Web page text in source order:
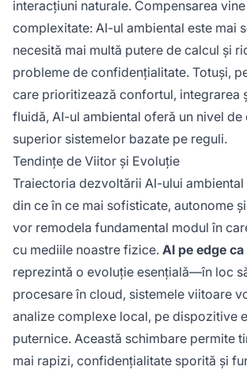
interacțiuni naturale. Compensarea
complexitate: AI-ul ambiental este mai
necesită mai multă putere de calcul și
probleme de confidențialitate. Totuși,
care prioritizează confortul, integrarea
fluidă, AI-ul ambiental oferă un nivel de
superior sistemelor bazate pe reguli.
Tendințe de Viitor și Evoluție
Traiectoria dezvoltării AI-ului
din ce în ce mai sofisticate, autonome
vor remodela fundamental modul în
cu mediile noastre fizice. AI pe edge
reprezintă o evoluție esențială—în loc
procesare în cloud, sistemele viitoare
analize complexe local, pe dispozitive
puternice. Această schimbare permite
mai rapizi, confidențialitate sporită și